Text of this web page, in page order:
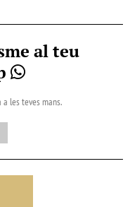
al teu
les teves mans.